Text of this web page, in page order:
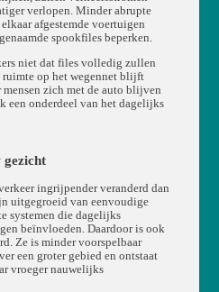
verlopen. Minder abrupte
afgestemde voertuigen
spookfiles beperken.
niet dat files volledig zullen
op het wegennet blijft
mensen zich met de auto blijven
een onderdeel van het dagelijks
gezicht
ingrijpender veranderd dan
uitgegroeid van eenvoudige
systemen die dagelijks
beïnvloeden. Daardoor is ook
Ze is minder voorspelbaar
een groter gebied en ontstaat
vroeger nauwelijks